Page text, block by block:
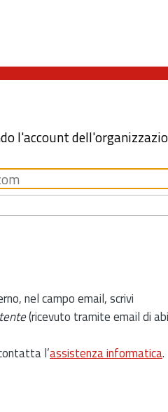
l'account
nel campo email, scrivi
(ricevuto tramite email di
l’assistenza informatica.